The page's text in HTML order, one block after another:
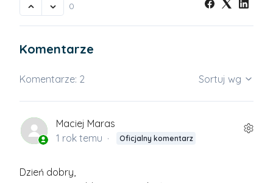
0
Komentarze
Komentarze: 2 Sortuj wg
Maciej Maras
1 rok temu
Oficjalny komentarz
Dzień dobry,